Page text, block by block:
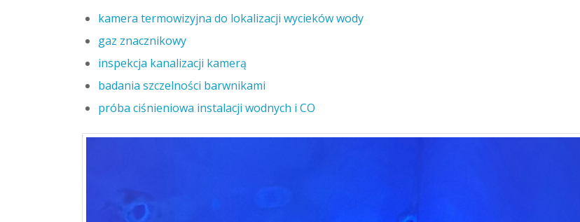
kamera termowizyjna do lokalizacji wycieków wody
gaz znacznikowy
inspekcja kanalizacji kamerą
badania szczelności barwnikami
próba ciśnieniowa instalacji wodnych i CO